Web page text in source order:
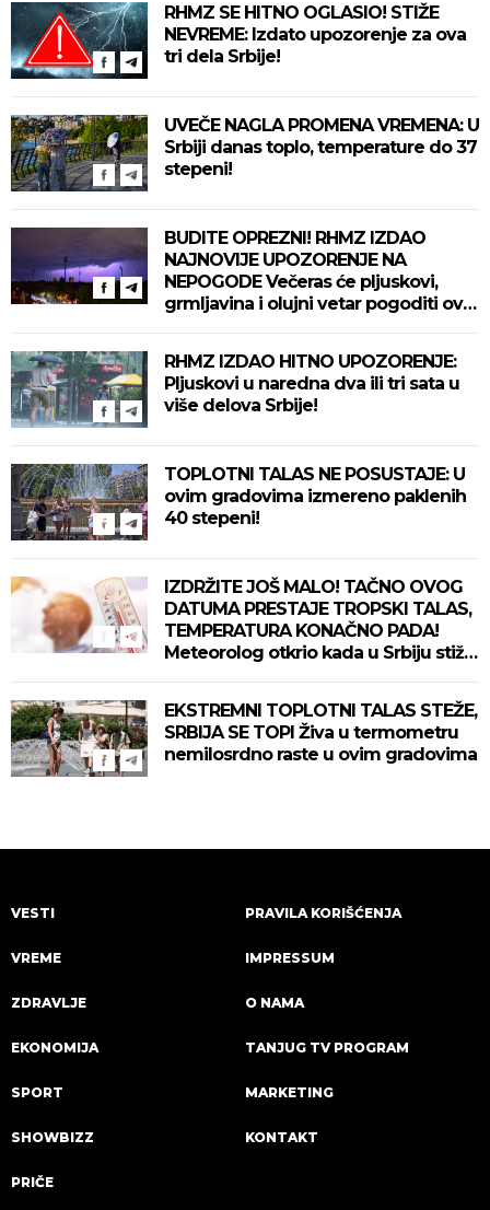
RHMZ SE HITNO OGLASIO! STIŽE
NEVREME: Izdato upozorenje za ova
tri dela Srbije!
UVEČE NAGLA PROMENA VREMENA: U
Srbiji danas toplo, temperature do 37
stepeni!
BUDITE OPREZNI! RHMZ IZDAO
NAJNOVIJE UPOZORENJE NA
NEPOGODE Večeras će pljuskovi,
grmljavina i olujni vetar pogoditi ove
RHMZ IZDAO HITNO UPOZORENJE:
Pljuskovi u naredna dva ili tri sata u
više delova Srbije!
TOPLOTNI TALAS NE POSUSTAJE: U
ovim gradovima izmereno paklenih
40 stepeni!
IZDRŽITE JOŠ MALO! TAČNO OVOG
DATUMA PRESTAJE TROPSKI TALAS,
TEMPERATURA KONAČNO PADA!
Meteorolog otkrio kada u Srbiju stiže
EKSTREMNI TOPLOTNI TALAS STEŽE,
SRBIJA SE TOPI Živa u termometru
nemilosrdno raste u ovim gradovima
VESTI
VREME
ZDRAVLJE
EKONOMIJA
SPORT
SHOWBIZZ
PRIČE
PRAVILA KORIŠĆENJA
IMPRESSUM
O NAMA
TANJUG TV PROGRAM
MARKETING
KONTAKT